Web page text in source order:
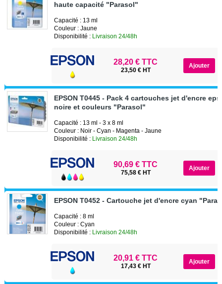
haute capacité "Parasol"
Capacité : 13 ml
Couleur : Jaune
Disponibilité : Livraison 24/48h
28,20 € TTC
23,50 € HT
EPSON T0445 - Pack 4 cartouches jet d'encre
noire et couleurs "Parasol"
Capacité : 13 ml - 3 x 8 ml
Couleur : Noir - Cyan - Magenta - Jaune
Disponibilité : Livraison 24/48h
90,69 € TTC
75,58 € HT
EPSON T0452 - Cartouche jet d'encre cyan
Capacité : 8 ml
Couleur : Cyan
Disponibilité : Livraison 24/48h
20,91 € TTC
17,43 € HT